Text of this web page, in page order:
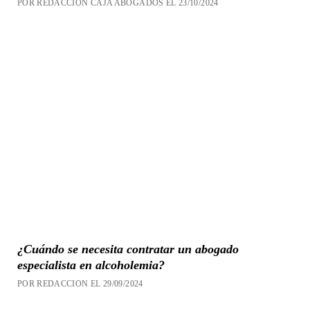
POR REDACCIÓN CAJA ABOGADOS EL 23/10/2024
¿Cuándo se necesita contratar un abogado
especialista en alcoholemia?
POR REDACCION EL 29/09/2024